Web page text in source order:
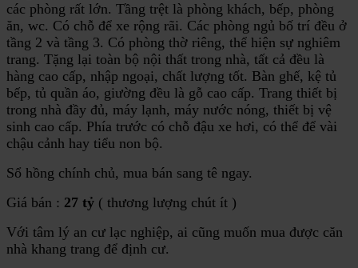
các phòng rất lớn. Tầng trệt là phòng khách, bếp, phòng
ăn, wc. Có chỗ để xe rộng rãi. Các phòng ngủ bố trí đều ở
tầng 2 và tầng 3. Có phòng thờ riêng, thể hiện sự nghiêm
trang. Tặng lại toàn bộ nội thất trong nhà, tất cả đều là
hàng cao cấp, nhập ngoại, chất lượng tốt. Bàn ghế, kệ tủ
bếp, tủ quần áo, giường đều là gỗ cao cấp. Trang thiết bị
trong nhà đầy đủ, máy lạnh, máy nước nóng, thiết bị vệ
sinh cao cấp. Phía trước có chỗ đậu xe hơi, có thể để vài
chậu cảnh hay tiểu non bộ.
Sổ hồng chính chủ, mua bán sang tê ngay.
Giá bán : 27 tỷ ( thương lượng chút ít )
Với tâm lý an cư lạc nghiệp, ai cũng muốn mua được căn
nhà khang trang để định cư.